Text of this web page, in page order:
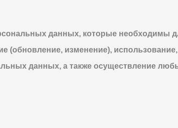
данных, которые необходимы
(обновление, изменение),
данных, а также осуществление